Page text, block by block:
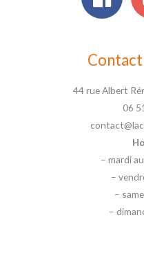
44 rue Albert
06
– mardi
–
–
–